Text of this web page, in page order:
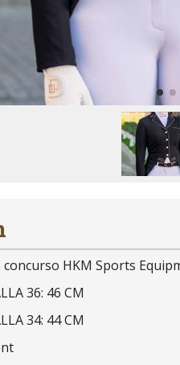
HKM Sports
36: 46 CM
34: 44 CM